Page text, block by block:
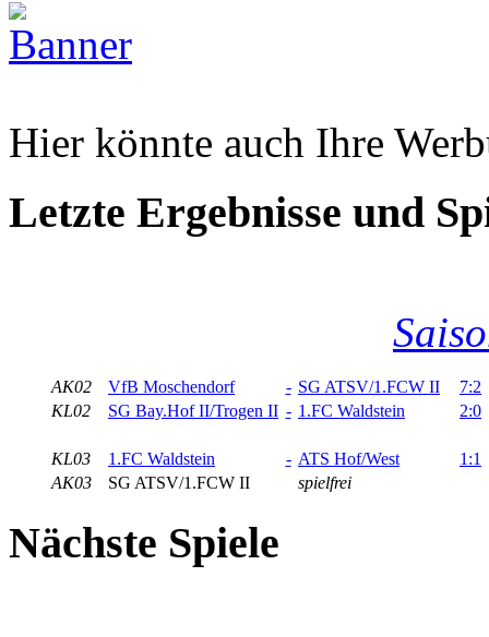
Hier könnte auch Ihre
Letzte Ergebnisse und
AK02 VfB Moschendorf - SG ATSV/1.FCW II
7:2
KL02
SG Bay.Hof II/Trogen II - 1.FC Waldstein 2:0
KL03 1.FC Waldstein - ATS Hof/West
1:1
AK03
SG ATSV/1.FCW II spielfrei
Nächste Spiele